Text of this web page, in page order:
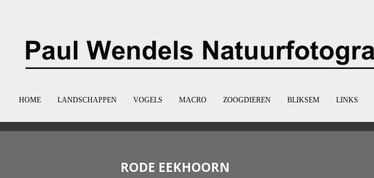
hoofdinhoud
HOME LANDSCHAPPEN VOGELS MACRO ZOOGDIEREN BLIKSEM LINKS
RODE EEKHOORN